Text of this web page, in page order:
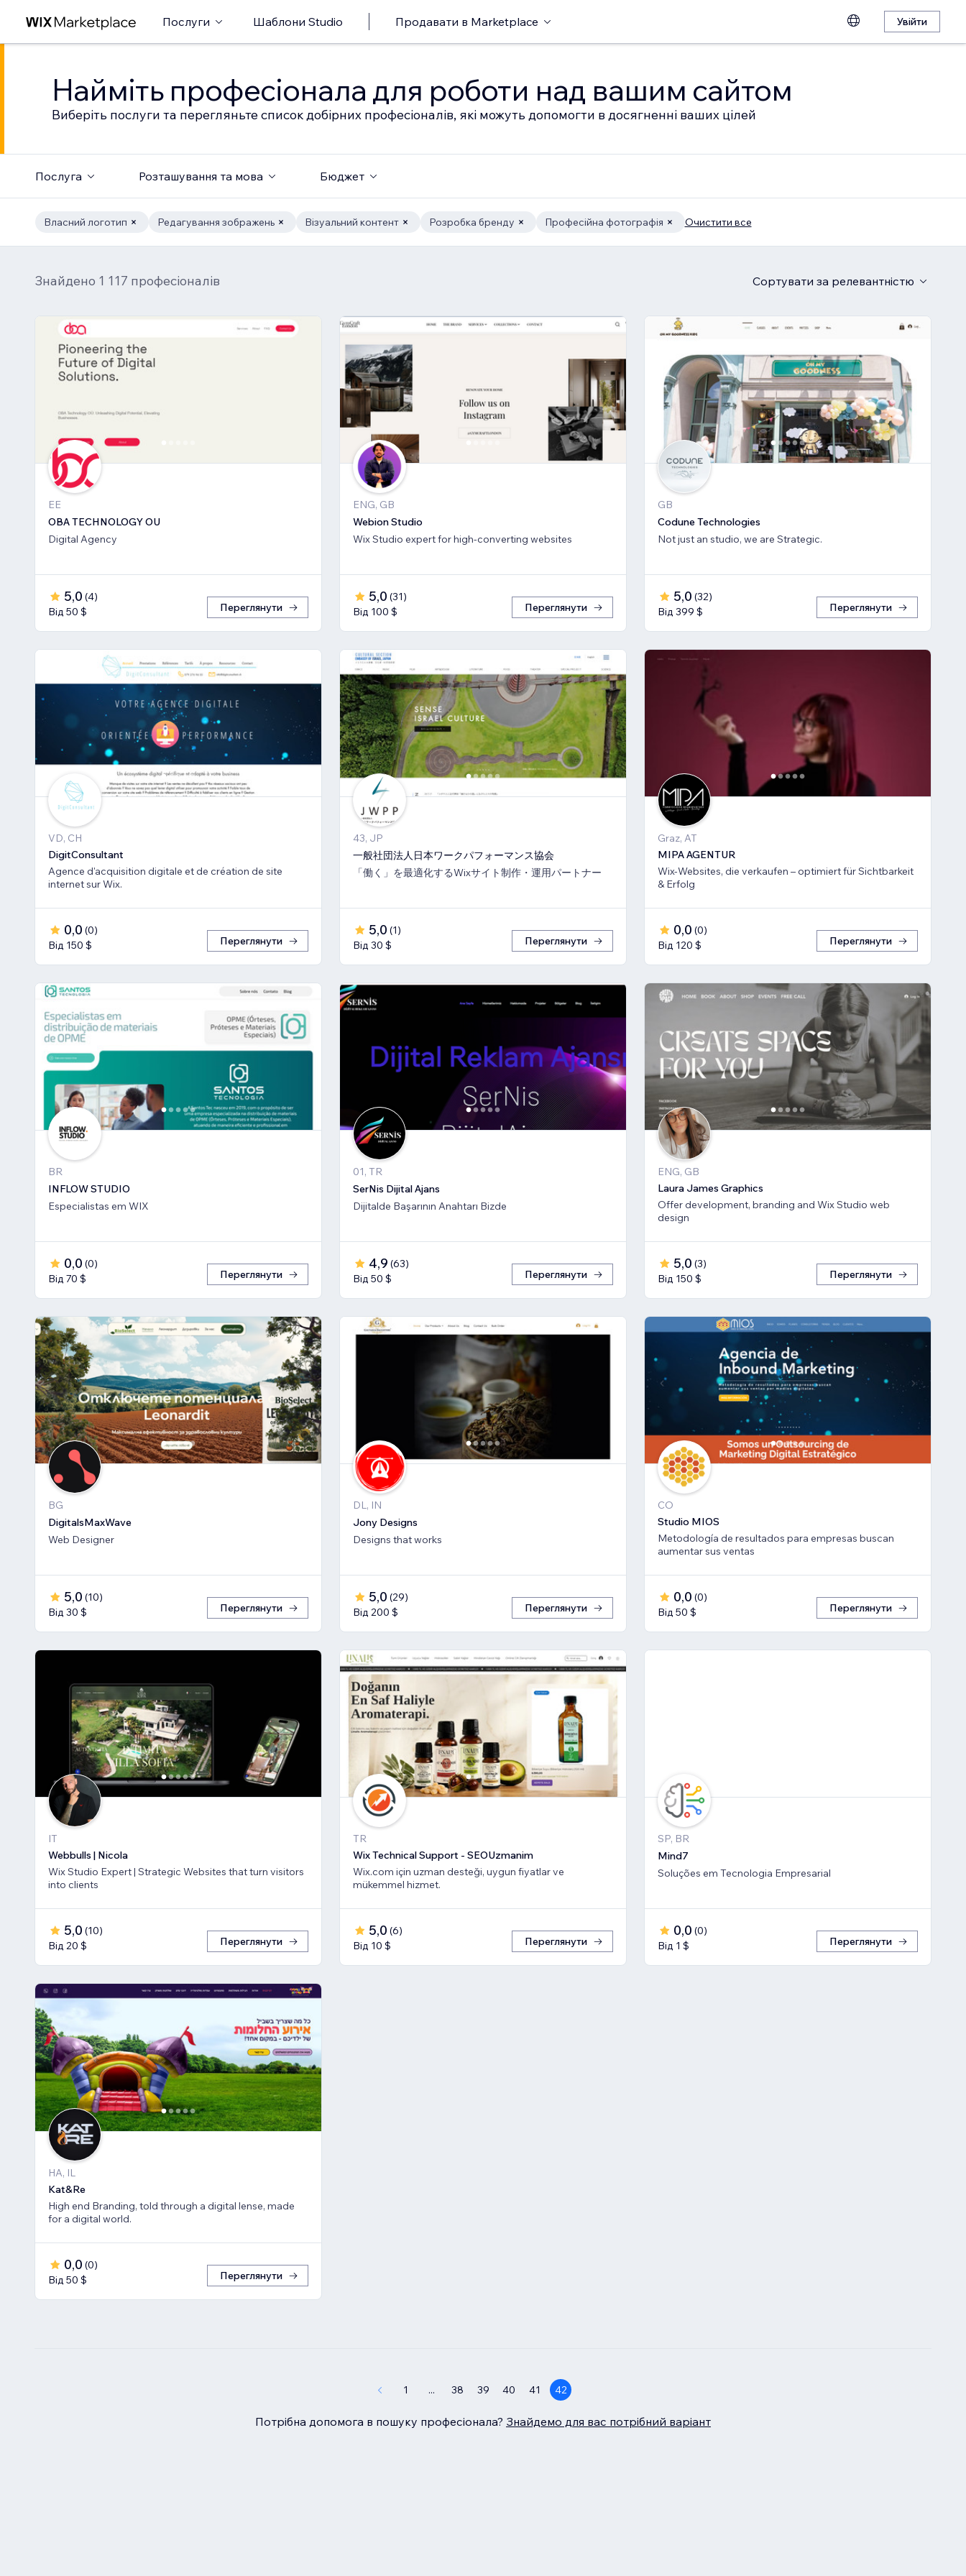
Послуги Шаблони Studio Продавати в Marketplace Увійти
Найміть професіонала для роботи над вашим сайтом
Виберіть послуги та перегляньте список добірних професіоналів, які можуть допомогти в досягненні ваших цілей
Послуга Розташування та мова Бюджет
Власний логотип Редагування зображень Візуальний контент Розробка бренду Професійна фотографія Очистити все
Знайдено 1 117 професіоналів Сортувати за релевантністю
EE
OBA TECHNOLOGY OU
Digital Agency
5,0 (4)
Від 50 $
Переглянути
ENG, GB
Webion Studio
Wix Studio expert for high-converting websites
5,0 (31)
Від 100 $
Переглянути
GB
Codune Technologies
Not just an studio, we are Strategic.
5,0 (32)
Від 399 $
Переглянути
VD, CH
DigitConsultant
Agence d'acquisition digitale et de création de site
internet sur Wix.
0,0 (0)
Від 150 $
Переглянути
43, JP
一般社団法人日本ワークパフォーマンス協会
「働く」を最適化するWixサイト制作・運用パートナー
5,0 (1)
Від 30 $
Переглянути
Graz, AT
MIPA AGENTUR
Wix-Websites, die verkaufen – optimiert für Sichtbarkeit
& Erfolg
0,0 (0)
Від 120 $
Переглянути
BR
INFLOW STUDIO
Especialistas em WIX
0,0 (0)
Від 70 $
Переглянути
01, TR
SerNis Dijital Ajans
Dijitalde Başarının Anahtarı Bizde
4,9 (63)
Від 50 $
Переглянути
ENG, GB
Laura James Graphics
Offer development, branding and Wix Studio web
design
5,0 (3)
Від 150 $
Переглянути
BG
DigitalsMaxWave
Web Designer
5,0 (10)
Від 30 $
Переглянути
DL, IN
Jony Designs
Designs that works
5,0 (29)
Від 200 $
Переглянути
CO
Studio MIOS
Metodología de resultados para empresas buscan
aumentar sus ventas
0,0 (0)
Від 50 $
Переглянути
IT
Webbulls | Nicola
Wix Studio Expert | Strategic Websites that turn visitors
into clients
5,0 (10)
Від 20 $
Переглянути
TR
Wix Technical Support - SEOUzmanim
Wix.com için uzman desteği, uygun fiyatlar ve
mükemmel hizmet.
5,0 (6)
Від 10 $
Переглянути
SP, BR
Mind7
Soluções em Tecnologia Empresarial
0,0 (0)
Від 1 $
Переглянути
HA, IL
Kat&Re
High end Branding, told through a digital lense, made
for a digital world.
0,0 (0)
Від 50 $
Переглянути
1 ... 38 39 40 41 42
Потрібна допомога в пошуку професіонала? Знайдемо для вас потрібний варіант